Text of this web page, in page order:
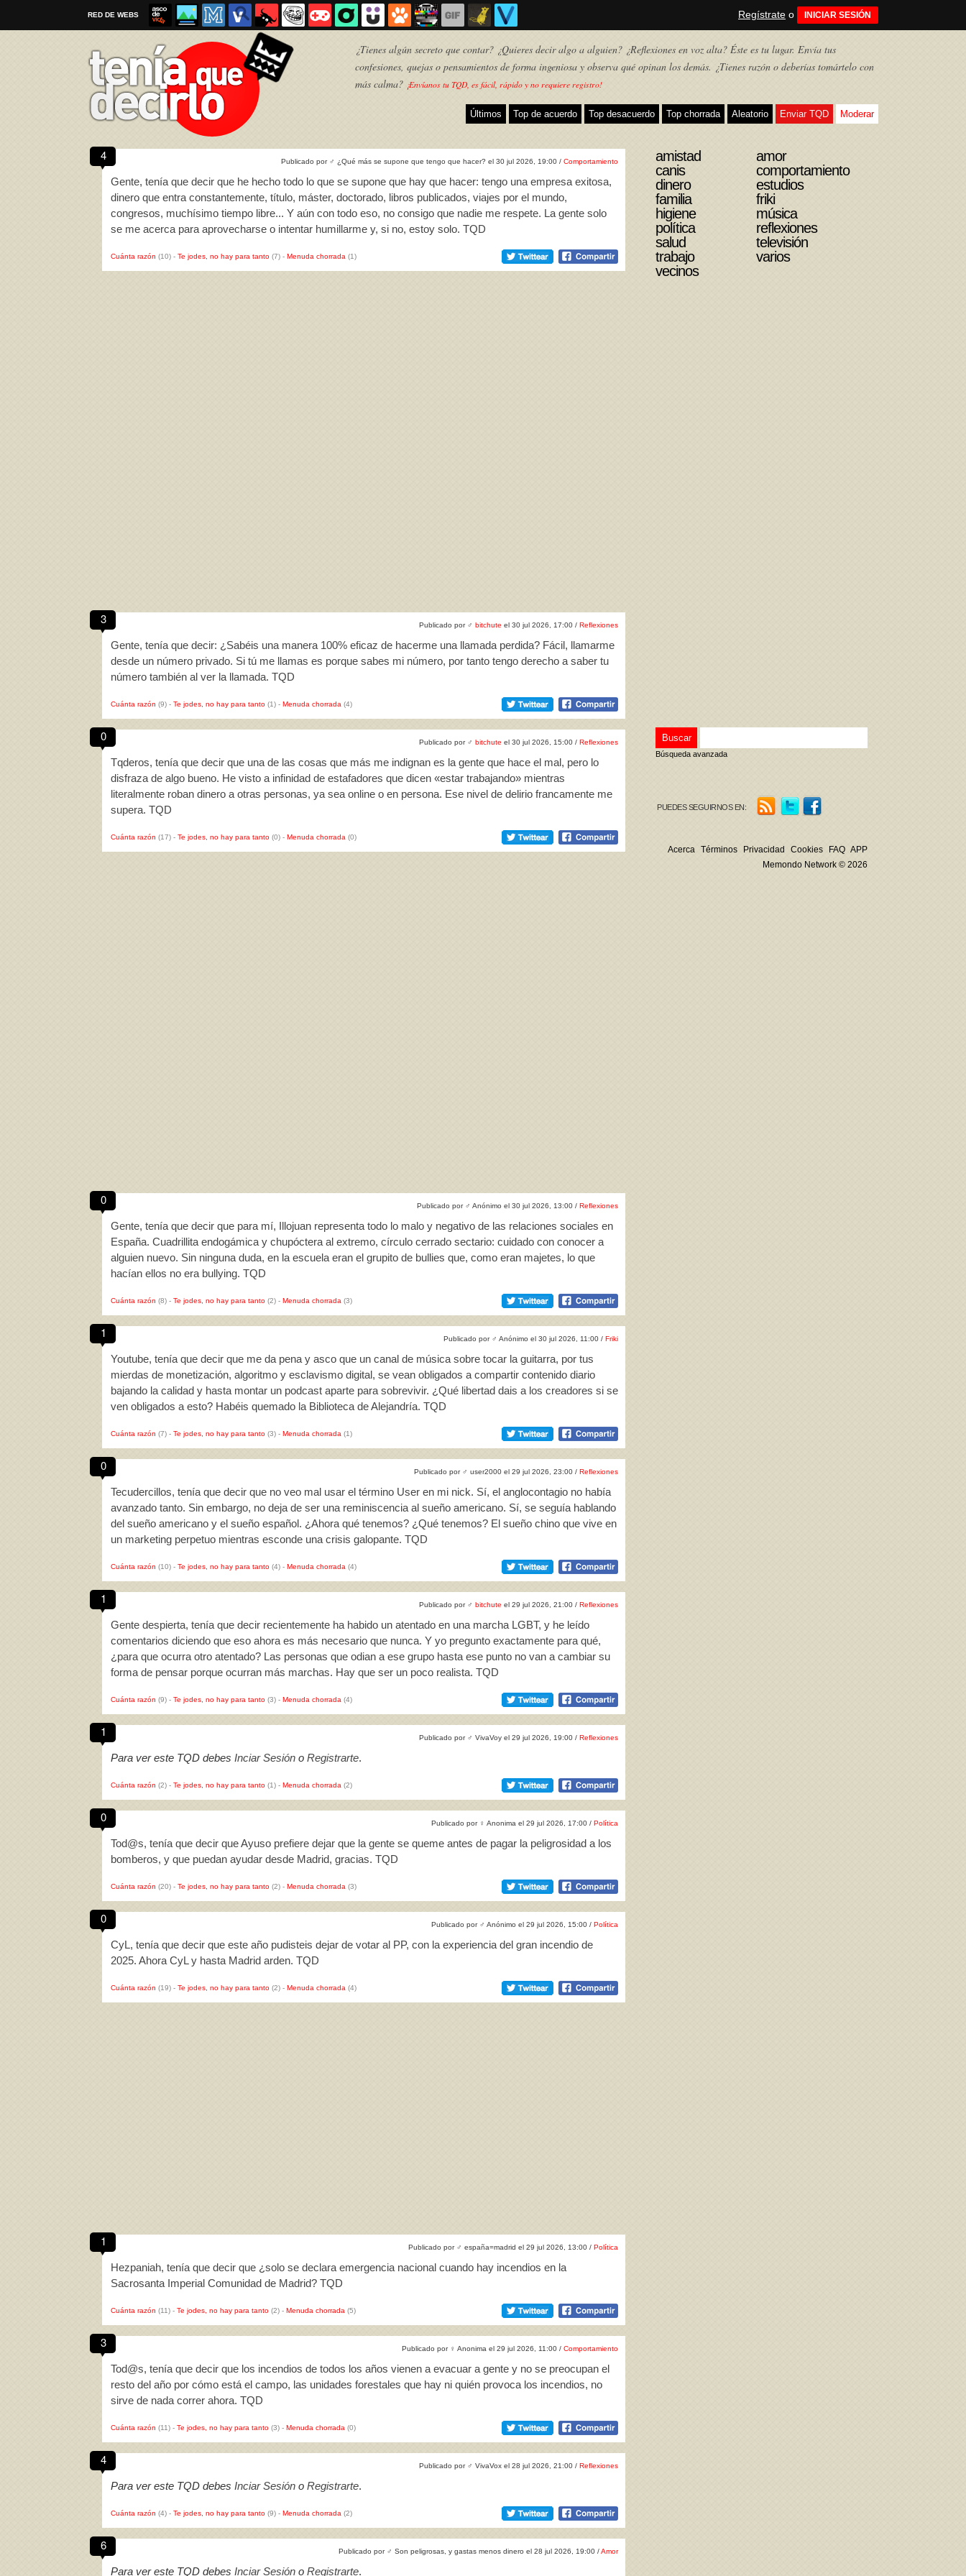
RED DE WEBS Regístrate o INICIAR SESIÓN
¿Tienes algún secreto que contar? ¿Quieres decir algo a alguien? ¿Reflexiones en voz alta? Éste es tu lugar. Envía tus
confesiones, quejas o pensamientos de forma ingeniosa y observa qué opinan los demás. ¿Tienes razón o deberías tomártelo con
más calma? ¡Envíanos tu TQD, es fácil, rápido y no requiere registro!
Últimos Top de acuerdo Top desacuerdo Top chorrada Aleatorio Enviar TQD Moderar
TQD
4 Publicado por ♂ ¿Qué más se supone que tengo que hacer? el 30 jul 2026, 19:00 / Comportamiento
Gente, tenía que decir que he hecho todo lo que se supone que hay que hacer: tengo una empresa exitosa,
dinero que entra constantemente, título, máster, doctorado, libros publicados, viajes por el mundo,
congresos, muchísimo tiempo libre... Y aún con todo eso, no consigo que nadie me respete. La gente solo
se me acerca para aprovecharse o intentar humillarme y, si no, estoy solo. TQD
Cuánta razón (10) - Te jodes, no hay para tanto (7) - Menuda chorrada (1)
3 Publicado por ♂ bitchute el 30 jul 2026, 17:00 / Reflexiones
Gente, tenía que decir: ¿Sabéis una manera 100% eficaz de hacerme una llamada perdida? Fácil, llamarme
desde un número privado. Si tú me llamas es porque sabes mi número, por tanto tengo derecho a saber tu
número también al ver la llamada. TQD
Cuánta razón (9) - Te jodes, no hay para tanto (1) - Menuda chorrada (4)
0 Publicado por ♂ bitchute el 30 jul 2026, 15:00 / Reflexiones
Tqderos, tenía que decir que una de las cosas que más me indignan es la gente que hace el mal, pero lo
disfraza de algo bueno. He visto a infinidad de estafadores que dicen «estar trabajando» mientras
literalmente roban dinero a otras personas, ya sea online o en persona. Ese nivel de delirio francamente me
supera. TQD
Cuánta razón (17) - Te jodes, no hay para tanto (0) - Menuda chorrada (0)
0 Publicado por ♂ Anónimo el 30 jul 2026, 13:00 / Reflexiones
Gente, tenía que decir que para mí, Illojuan representa todo lo malo y negativo de las relaciones sociales en
España. Cuadrillita endogámica y chupóctera al extremo, círculo cerrado sectario: cuidado con conocer a
alguien nuevo. Sin ninguna duda, en la escuela eran el grupito de bullies que, como eran majetes, lo que
hacían ellos no era bullying. TQD
Cuánta razón (8) - Te jodes, no hay para tanto (2) - Menuda chorrada (3)
1 Publicado por ♂ Anónimo el 30 jul 2026, 11:00 / Friki
Youtube, tenía que decir que me da pena y asco que un canal de música sobre tocar la guitarra, por tus
mierdas de monetización, algoritmo y esclavismo digital, se vean obligados a compartir contenido diario
bajando la calidad y hasta montar un podcast aparte para sobrevivir. ¿Qué libertad dais a los creadores si se
ven obligados a esto? Habéis quemado la Biblioteca de Alejandría. TQD
Cuánta razón (7) - Te jodes, no hay para tanto (3) - Menuda chorrada (1)
0 Publicado por ♂ user2000 el 29 jul 2026, 23:00 / Reflexiones
Tecudercillos, tenía que decir que no veo mal usar el término User en mi nick. Sí, el anglocontagio no había
avanzado tanto. Sin embargo, no deja de ser una reminiscencia al sueño americano. Sí, se seguía hablando
del sueño americano y el sueño español. ¿Ahora qué tenemos? ¿Qué tenemos? El sueño chino que vive en
un marketing perpetuo mientras esconde una crisis galopante. TQD
Cuánta razón (10) - Te jodes, no hay para tanto (4) - Menuda chorrada (4)
1 Publicado por ♂ bitchute el 29 jul 2026, 21:00 / Reflexiones
Gente despierta, tenía que decir recientemente ha habido un atentado en una marcha LGBT, y he leído
comentarios diciendo que eso ahora es más necesario que nunca. Y yo pregunto exactamente para qué,
¿para que ocurra otro atentado? Las personas que odian a ese grupo hasta ese punto no van a cambiar su
forma de pensar porque ocurran más marchas. Hay que ser un poco realista. TQD
Cuánta razón (9) - Te jodes, no hay para tanto (3) - Menuda chorrada (4)
1 Publicado por ♂ VivaVoy el 29 jul 2026, 19:00 / Reflexiones
Para ver este TQD debes Inciar Sesión o Registrarte.
Cuánta razón (2) - Te jodes, no hay para tanto (1) - Menuda chorrada (2)
0 Publicado por ♀ Anonima el 29 jul 2026, 17:00 / Política
Tod@s, tenía que decir que Ayuso prefiere dejar que la gente se queme antes de pagar la peligrosidad a los
bomberos, y que puedan ayudar desde Madrid, gracias. TQD
Cuánta razón (20) - Te jodes, no hay para tanto (2) - Menuda chorrada (3)
0 Publicado por ♂ Anónimo el 29 jul 2026, 15:00 / Política
CyL, tenía que decir que este año pudisteis dejar de votar al PP, con la experiencia del gran incendio de
2025. Ahora CyL y hasta Madrid arden. TQD
Cuánta razón (19) - Te jodes, no hay para tanto (2) - Menuda chorrada (4)
1 Publicado por ♂ españa=madrid el 29 jul 2026, 13:00 / Política
Hezpaniah, tenía que decir que ¿solo se declara emergencia nacional cuando hay incendios en la
Sacrosanta Imperial Comunidad de Madrid? TQD
Cuánta razón (11) - Te jodes, no hay para tanto (2) - Menuda chorrada (5)
3 Publicado por ♀ Anonima el 29 jul 2026, 11:00 / Comportamiento
Tod@s, tenía que decir que los incendios de todos los años vienen a evacuar a gente y no se preocupan el
resto del año por cómo está el campo, las unidades forestales que hay ni quién provoca los incendios, no
sirve de nada correr ahora. TQD
Cuánta razón (11) - Te jodes, no hay para tanto (3) - Menuda chorrada (0)
4 Publicado por ♂ VivaVox el 28 jul 2026, 21:00 / Reflexiones
Para ver este TQD debes Inciar Sesión o Registrarte.
Cuánta razón (4) - Te jodes, no hay para tanto (9) - Menuda chorrada (2)
6 Publicado por ♂ Son peligrosas, y gastas menos dinero el 28 jul 2026, 19:00 /Amor
Para ver este TQD debes Inciar Sesión o Registrarte.
amistad
amor
canis
comportamiento
dinero
estudios
familia
friki
higiene
música
política
reflexiones
salud
televisión
trabajo
varios
vecinos
Búsqueda avanzada
PUEDES SEGUIRNOS EN:
Acerca Términos Privacidad Cookies FAQ APP
Memondo Network © 2026